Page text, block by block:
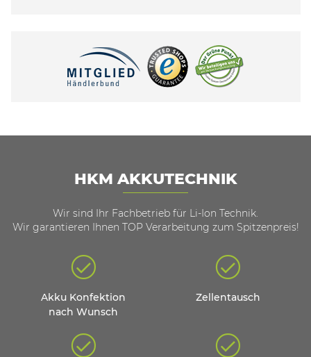
HKM AKKUTECHNIK
Wir sind Ihr Fachbetrieb für Li-Ion Technik.
Wir garantieren Ihnen TOP Verarbeitung zum Spitzenpreis!
Akku Konfektion
nach Wunsch
Zellentausch